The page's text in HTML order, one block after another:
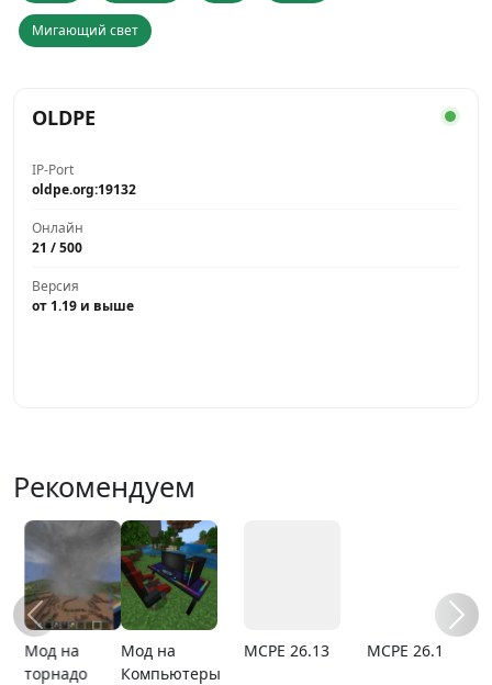
Мигающий свет
OLDPE
IP-Port
oldpe.org:19132
Онлайн
21 / 500
Версия
от 1.19 и выше
Рекомендуем
Мод на
Компьютеры
MCPE 26.13 MCPE 26.1
Карта